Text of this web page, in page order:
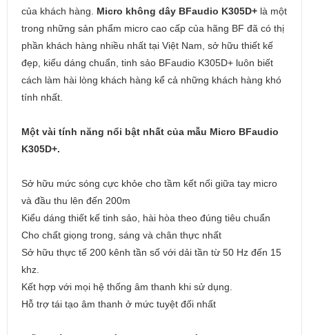
của khách hàng. Micro không dây BFaudio K305D+ là một
trong những sản phẩm micro cao cấp của hãng BF đã có thị
phần khách hàng nhiều nhất tại Việt Nam, sở hữu thiết kế
đẹp, kiểu dáng chuẩn, tinh sảo BFaudio K305D+ luôn biết
cách làm hài lòng khách hàng kể cả những khách hàng khó
tính nhất.
Một vài tính năng nổi bật nhất của mẫu Micro BFaudio
K305D+.
Sở hữu mức sóng cực khỏe cho tầm kết nối giữa tay micro
và đầu thu lên đến 200m
Kiểu dáng thiết kế tinh sảo, hài hòa theo đúng tiêu chuẩn
Cho chất giọng trong, sáng và chân thực nhất
Sở hữu thực tế 200 kênh tần số với dải tần từ 50 Hz đến 15
khz.
Kết hợp với mọi hệ thống âm thanh khi sử dụng.
Hỗ trợ tái tạo âm thanh ở mức tuyệt đối nhất